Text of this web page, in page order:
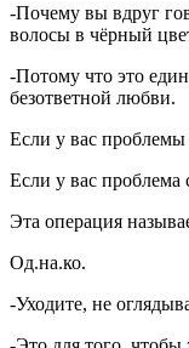
-Почему вы вдруг
волосы в чёрный
-Потому что это
безответной любви.
Если у вас проблемы
Если у вас проблема
Эта операция
Од.на.ко.
-Уходите, не